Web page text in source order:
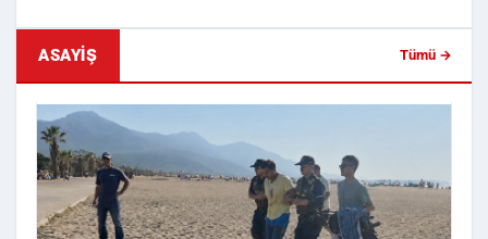
ASAYIŞ Tümü →